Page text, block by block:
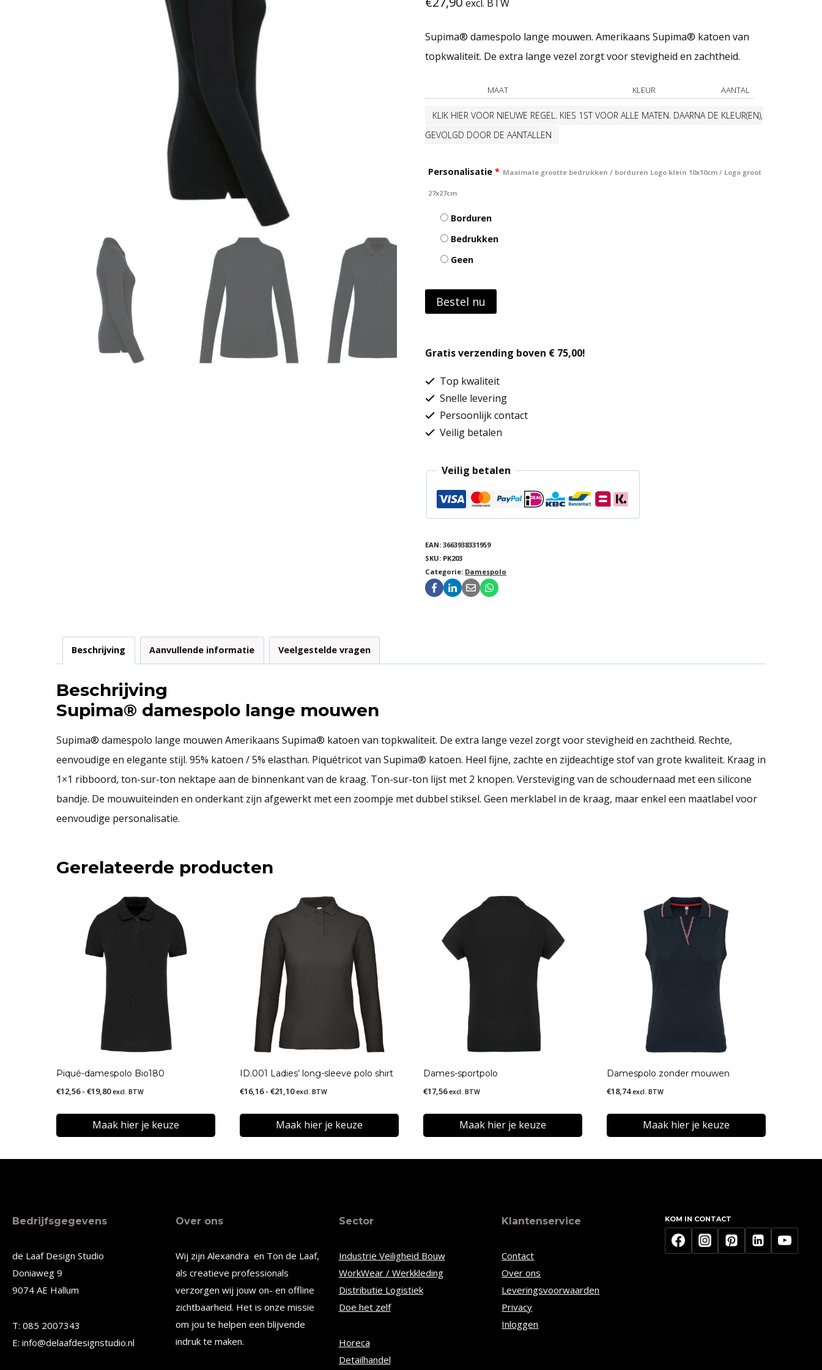
excl. BTW
Supima® damespolo lange mouwen. Amerikaans Supima® katoen van
topkwaliteit. De extra lange vezel zorgt voor stevigheid en zachtheid.
MAAT KLEUR AANTAL
KLIK HIER VOOR NIEUWE REGEL. KIES 1ST VOOR ALLE MATEN. DAARNA DE KLEUR(EN),
GEVOLGD DOOR DE AANTALLEN
Personalisatie * Maximale grootte bedrukken / borduren Logo klein 10x10cm / Logo groot
27x27cm
Borduren
Bedrukken
Geen
Bestel nu
Gratis verzending boven € 75,00!
Top kwaliteit
Snelle levering
Persoonlijk contact
Veilig betalen
Veilig betalen
EAN:3663938331959
SKU: PK203
Categorie: Damespolo
Beschrijving Aanvullende informatie Veelgestelde vragen
Beschrijving
Supima® damespolo lange mouwen
Supima® damespolo lange mouwen Amerikaans Supima® katoen van topkwaliteit. De extra lange vezel zorgt voor stevigheid en zachtheid. Rechte,
eenvoudige en elegante stijl. 95% katoen / 5% elasthan. Piquétricot van Supima® katoen. Heel fijne, zachte en zijdeachtige stof van grote kwaliteit. Kraag in
1×1 ribboord, ton-sur-ton nektape aan de binnenkant van de kraag. Ton-sur-ton lijst met 2 knopen. Versteviging van de schoudernaad met een silicone
bandje. De mouwuiteinden en onderkant zijn afgewerkt met een zoompje met dubbel stiksel. Geen merklabel in de kraag, maar enkel een maatlabel voor
eenvoudige personalisatie.
Gerelateerde producten
Piqué-damespolo Bio180
€12,56 - €19,80Prijsklasse:
tot
€19,80
excl. BTW
Maak hier je keuze
variaties.
optie
worden
op
ID.001 Ladies’ long-sleeve polo shirt
€16,16 - €21,10Prijsklasse:
tot
€21,10
excl. BTW
Maak hier je keuze
optie
gekozen
worden
op
Dames-sportpolo
€17,56 excl. BTW
Maak hier je keuze
optie
kan
Damespolo zonder mouwen
€18,74 excl. BTW
Maak hier je keuze
Bedrijfsgegevens
de Laaf Design Studio
Doniaweg 9
9074 AE Hallum
T: 085 2007343
E: info@delaafdesignstudio.nl
Over ons
Wij zijn Alexandra en Ton de Laaf,
als creatieve professionals
verzorgen wij jouw on- en offline
zichtbaarheid. Het is onze missie
om jou te helpen een blijvende
indruk te maken.
Sector
Industrie Veiligheid Bouw
WorkWear / Werkkleding
Distributie Logistiek
Doe het zelf
Horeca
Detailhandel
Klantenservice
Contact
Over ons
Leveringsvoorwaarden
Privacy
Inloggen
KOM IN CONTACT